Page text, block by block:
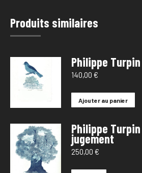
Produits similaires
Philippe
140,00 €
Ajouter au panier
Philippe
jugement
250,00 €